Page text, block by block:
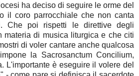
ha deciso di seguire le orme del
il coro parrocchiale che non canta
Che poi rispetti le direttive degli
materia di musica liturgica e che citi
di voler cantare anche qualcosa
la Sacrosanctum Concilium,
L'importante è eseguire il volere del